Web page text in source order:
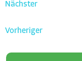
Nächster
Vorheriger